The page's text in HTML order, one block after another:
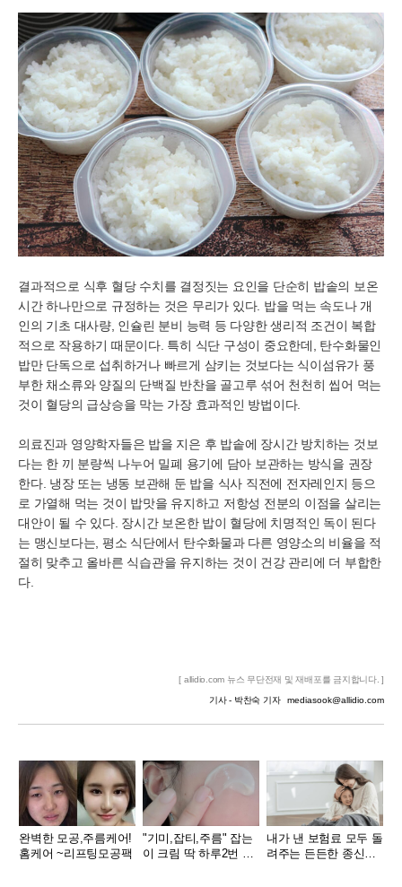
결과적으로 식후 혈당 수치를 결정짓는 요인을 단순히 밥솥의 보온
시간 하나만으로 규정하는 것은 무리가 있다. 밥을 먹는 속도나 개
인의 기초 대사량, 인슐린 분비 능력 등 다양한 생리적 조건이 복합
적으로 작용하기 때문이다. 특히 식단 구성이 중요한데, 탄수화물인
밥만 단독으로 섭취하거나 빠르게 삼키는 것보다는 식이섬유가 풍
부한 채소류와 양질의 단백질 반찬을 골고루 섞어 천천히 씹어 먹는
것이 혈당의 급상승을 막는 가장 효과적인 방법이다.
의료진과 영양학자들은 밥을 지은 후 밥솥에 장시간 방치하는 것보
다는 한 끼 분량씩 나누어 밀폐 용기에 담아 보관하는 방식을 권장
한다. 냉장 또는 냉동 보관해 둔 밥을 식사 직전에 전자레인지 등으
로 가열해 먹는 것이 밥맛을 유지하고 저항성 전분의 이점을 살리는
대안이 될 수 있다. 장시간 보온한 밥이 혈당에 치명적인 독이 된다
는 맹신보다는, 평소 식단에서 탄수화물과 다른 영양소의 비율을 적
절히 맞추고 올바른 식습관을 유지하는 것이 건강 관리에 더 부합한
다.
[ allidio.com 뉴스 무단전재 및 재배포를 금지합니다. ]
기사 - 박찬숙 기자 mediasook@allidio.com
완벽한 모공,주름케어!
홈케어 ~리프팅모공팩
"기미,잡티,주름" 잡는
이 크림 딱 하루2번 발
내가 낸 보험료 모두 돌
려주는 든든한 종신보